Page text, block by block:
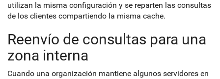
utilizan la misma configuración y se reparten las consultas
de los clientes compartiendo la misma cache.
Reenvío de consultas para una
zona interna
Cuando una organización mantiene algunos servidores en